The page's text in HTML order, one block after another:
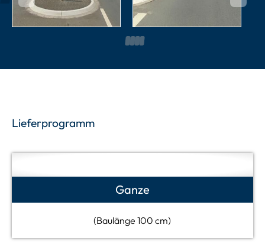
12 5
Lieferprogramm
Ganze
(Baulänge 100 cm)